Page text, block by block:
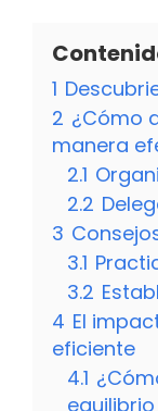
1
2 ¿Cómo
manera
2.1
2.2
3
3.1
3.2
4 El
eficiente
4.1